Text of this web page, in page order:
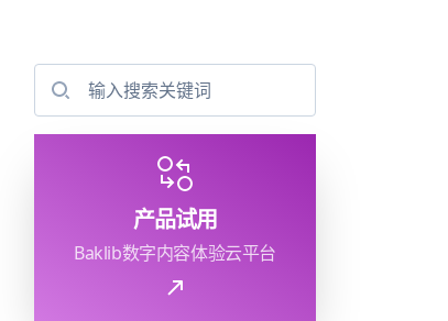
产品试用
Baklib数字内容体验云平台